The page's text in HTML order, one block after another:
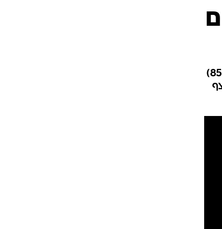
דרמת ענק בפיחואן: רונאלדו כבש בפנדל (67), אבל סרחיו ראמוס כבש שער עצמי (85)
בליגה (92). הרצף